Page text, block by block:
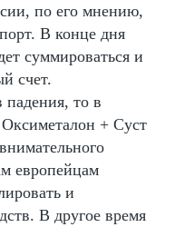
по его мнению,
В конце дня
суммироваться и
счет.
падения, то в
+ Суст
европейцам
и
В другое время